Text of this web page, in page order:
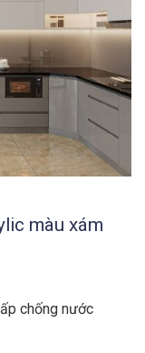
màu xám
chống nước